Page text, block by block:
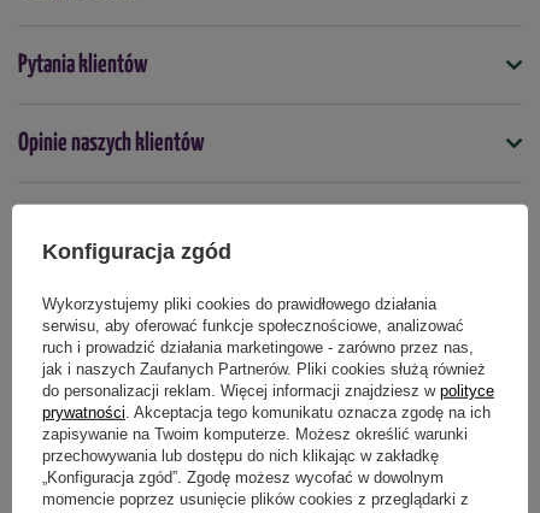
- Podlać równomiernie
uzupełnić nasionami mieszanki traw.
WAŻNE:
materiałami budowlanymi. Stosować wyłącznie przy
Zastosowanie w ogrodnictwie ozdobnym:
Zmiana koloru hortensji ogrodowej (z wyjątkiem odmian
białych):- 30 g nawozu na roślinę
Wsparcie przy zaburzeniach fizjologicznych (np. chloroza
Symbol
5907102056605
choroby fizjologiczne
Kiedy stosować
granulki
Typ nawozu
mineralny
Podmiot odpowiedzialny za ten produkt na terenie UE Więcej
Pytania klientów
Opinie naszych klientów
Produkty powiązane
Konfiguracja zgód
Wykorzystujemy pliki cookies do prawidłowego działania
serwisu, aby oferować funkcje społecznościowe, analizować
ruch i prowadzić działania marketingowe - zarówno przez nas,
jak i naszych Zaufanych Partnerów. Pliki cookies służą również
do personalizacji reklam. Więcej informacji znajdziesz w polityce
prywatności . Akceptacja tego komunikatu oznacza zgodę na ich
zapisywanie na Twoim komputerze. Możesz określić warunki
przechowywania lub dostępu do nich klikając w zakładkę
„Konfiguracja zgód”. Zgodę możesz wycofać w dowolnym
momencie poprzez usunięcie plików cookies z przeglądarki z